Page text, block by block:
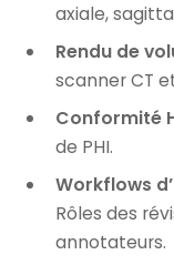
axiale,
Rendu de
scanner CT et
Conformité
de PHI.
Workflows
Rôles des
annotateurs.